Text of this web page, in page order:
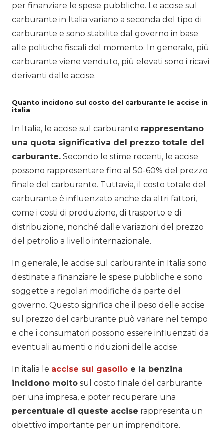
per finanziare le spese pubbliche. Le accise sul
carburante in Italia variano a seconda del tipo di
carburante e sono stabilite dal governo in base
alle politiche fiscali del momento. In generale, più
carburante viene venduto, più elevati sono i ricavi
derivanti dalle accise.
Quanto incidono sul costo del carburante le accise in
italia
In Italia, le accise sul carburante rappresentano
una quota significativa del prezzo totale del
carburante. Secondo le stime recenti, le accise
possono rappresentare fino al 50-60% del prezzo
finale del carburante. Tuttavia, il costo totale del
carburante è influenzato anche da altri fattori,
come i costi di produzione, di trasporto e di
distribuzione, nonché dalle variazioni del prezzo
del petrolio a livello internazionale.
In generale, le accise sul carburante in Italia sono
destinate a finanziare le spese pubbliche e sono
soggette a regolari modifiche da parte del
governo. Questo significa che il peso delle accise
sul prezzo del carburante può variare nel tempo
e che i consumatori possono essere influenzati da
eventuali aumenti o riduzioni delle accise.
In italia le accise sul gasolio e la benzina
incidono molto sul costo finale del carburante
per una impresa, e poter recuperare una
percentuale di queste accise rappresenta un
obiettivo importante per un imprenditore.